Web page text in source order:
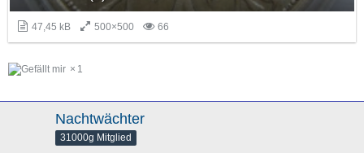
47,45 kB 500×500 66
1
Nachtwächter
31000g Mitglied